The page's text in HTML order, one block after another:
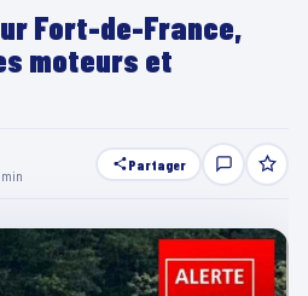
Fort-de-France,
moteurs et
Partager